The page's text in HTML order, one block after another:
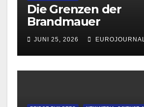
Die Grenzen der
Brandmauer
JUNI 25, 2026